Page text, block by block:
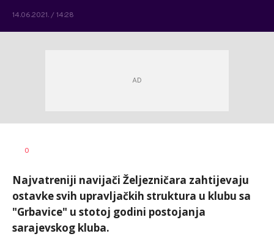
14.06.2021. / 14:28
AUTOR
0
Najvatreniji navijači Željezničara zahtijevaju
ostavke svih upravljačkih struktura u klubu sa
"Grbavice" u stotoj godini postojanja
sarajevskog kluba.